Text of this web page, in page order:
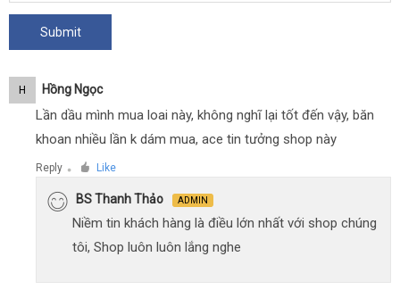
H Hồng Ngọc
Lần dầu mình mua loai này, không nghĩ lại tốt đến vậy, băn
khoan nhiều lần k dám mua, ace tin tưởng shop này
Reply ● Like
BS Thanh Thảo ADMIN
Niềm tin khách hàng là điều lớn nhất với shop chúng
tôi, Shop luôn luôn lắng nghe